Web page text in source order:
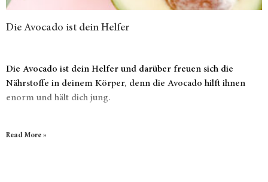
Die Avocado ist dein Helfer
Die Avocado ist dein Helfer und darüber freuen sich die
Nährstoffe in deinem Körper, denn die Avocado hilft ihnen
enorm und hält dich jung.
Read More »